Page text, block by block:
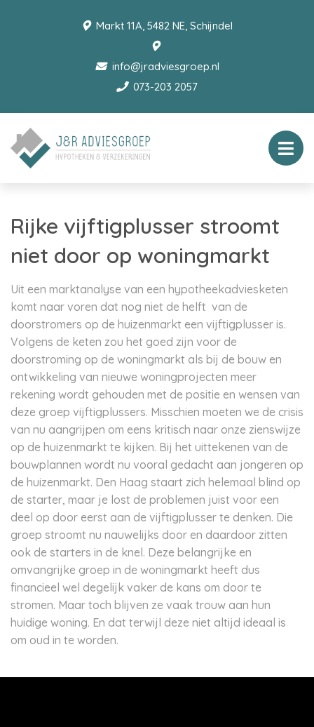
Markt 11A, 5482 NE, Schijndel
info@jradviesgroep.nl
073-203 2057
Rijke vijftigplusser stroomt
niet door op woningmarkt
Uit een marktanalyse van een hypotheekadviesketen
komt naar voren dat nog niet de helft van de
doorstromers op de huizenmarkt een vijftigplusser is.
Volgens de keten zou het goed zijn voor de
doorstroming op de woningmarkt als bij de bouw en
ontwikkeling van nieuwe woningprojecten meer
rekening wordt gehouden met de positie en wensen van
deze groep vijftigplussers. Misschien moeten we de crisis
van nu aangrijpen om eens kritisch naar onze zienswijze
op de huizenmarkt te kijken. Bij het uittekenen van de
bouwplannen wordt nu vooral gedacht aan jongeren op
de huizenmarkt. Den Haag staart zich helemaal blind op
de starter, maar je lost de problemen juist voor een
deel op door eerst aan de vijftigplusser te denken. Die
groep stroomt nu nauwelijks door en daardoor zitten
ook de starters in de knel. Deze belangrijke en
omvangrijke groep in de woningmarkt heeft dus
financieel wel degelijk vaker de kans om door te
stromen. Maar toch blijven ze vaak trouw aan hun
huidige woning. En dat terwijl deze niet altijd ideaal is
om oud in te worden.